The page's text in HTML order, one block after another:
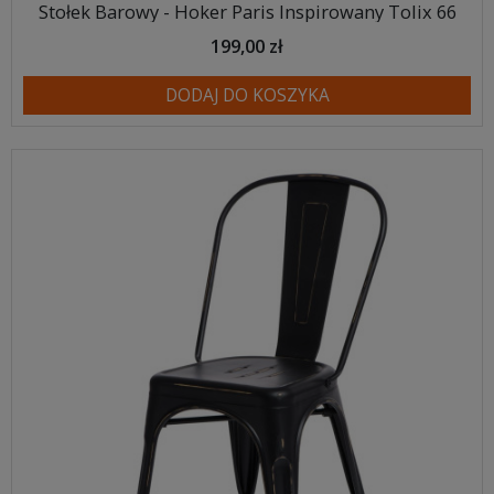
Stołek Barowy - Hoker Paris Inspirowany Tolix 66
199,00 zł
DODAJ DO KOSZYKA